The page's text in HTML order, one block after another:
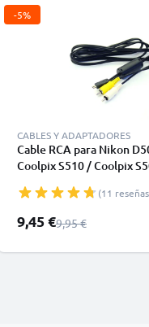
-5%
CABLES Y ADAPTADORES
Cable RCA para Nikon
Coolpix S510 / Coolpix
S200 - Cable AV de 0,6m,
RCA, Cable de Audio y
CP14 Compuesto para
(11
Precio especial
9,45 €Precio normal
9,95 €